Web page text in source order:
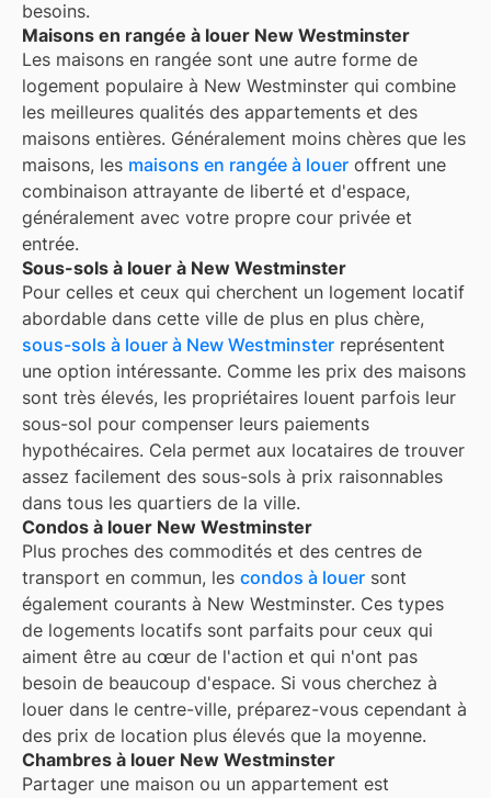
besoins.
Maisons en rangée à louer New Westminster
Les maisons en rangée sont une autre forme de
logement populaire à New Westminster qui combine
les meilleures qualités des appartements et des
maisons entières. Généralement moins chères que les
maisons, les maisons en rangée à louer offrent une
combinaison attrayante de liberté et d'espace,
généralement avec votre propre cour privée et
entrée.
Sous-sols à louer à New Westminster
Pour celles et ceux qui cherchent un logement locatif
abordable dans cette ville de plus en plus chère,
sous-sols à louer à New Westminster représentent
une option intéressante. Comme les prix des maisons
sont très élevés, les propriétaires louent parfois leur
sous-sol pour compenser leurs paiements
hypothécaires. Cela permet aux locataires de trouver
assez facilement des sous-sols à prix raisonnables
dans tous les quartiers de la ville.
Condos à louer New Westminster
Plus proches des commodités et des centres de
transport en commun, les condos à louer sont
également courants à New Westminster. Ces types
de logements locatifs sont parfaits pour ceux qui
aiment être au cœur de l'action et qui n'ont pas
besoin de beaucoup d'espace. Si vous cherchez à
louer dans le centre-ville, préparez-vous cependant à
des prix de location plus élevés que la moyenne.
Chambres à louer New Westminster
Partager une maison ou un appartement est